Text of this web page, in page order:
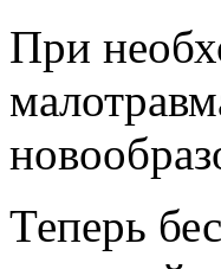
При
Теперь